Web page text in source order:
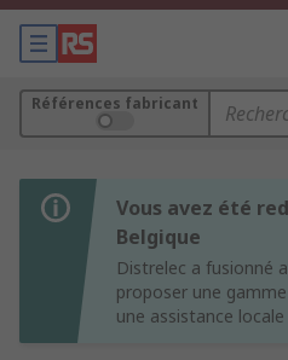
Références fabricant
Vous avez été
Belgique
Distrelec a fusionné
proposer une
une assistance